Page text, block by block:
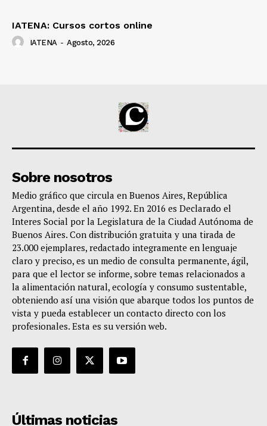
IATENA: Cursos cortos online
IATENA - Agosto, 2026
Sobre nosotros
Medio gráfico que circula en Buenos Aires, República
Argentina, desde el año 1992. En 2016 es Declarado el
Interes Social por la Legislatura de la Ciudad Autónoma de
Buenos Aires. Con distribución gratuita y una tirada de
23.000 ejemplares, redactado integramente en lenguaje
claro y preciso, es un medio de consulta permanente, ágil,
para que el lector se informe, sobre temas relacionados a
la alimentación natural, ecología y consumo sustentable,
obteniendo así una visión que abarque todos los puntos de
vista y pueda establecer un contacto directo con los
profesionales. Esta es su versión web.
Últimas noticias